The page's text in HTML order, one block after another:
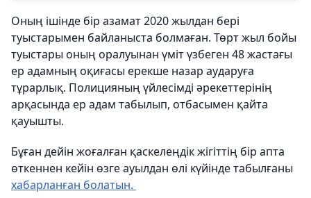
Оның ішінде бір азамат 2020 жылдан бері
туыстарымен байланыста болмаған. Төрт жыл бойы
туыстары оның оралуынан үміт үзбеген 48 жастағы
ер адамның оқиғасы ерекше назар аударуға
тұрарлық. Полицияның үйлесімді әрекеттерінің
арқасында ер адам табылып, отбасымен қайта
қауышты.
Бұған дейін жоғалған қаскелеңдік жігіттің бір апта
өткеннен кейін өзге ауылдан өлі күйінде табылғаны
хабарланған болатын.